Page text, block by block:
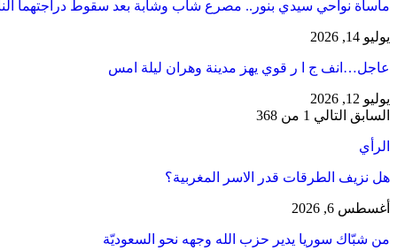
مأساة نواحي سيدي بنور.. مصرع شاب وشابة بعد سقوط دراجتهما
يوليو 14, 2026
عاجل…انف ج ا ر قوي يهز مدينة وهران ليلة امس
يوليو 12, 2026
السابق التالي 1 من 368
الرأي
هل نزيف الطرقات قدر الاسر المغربية؟
أغسطس 6, 2026
من شبّاك سوريا يدير حزب الله وجهه نحو السعوديّة